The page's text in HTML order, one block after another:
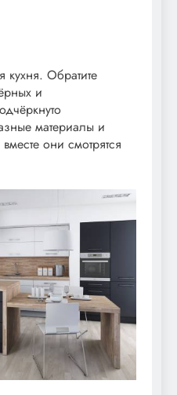
кухня. Обратите
и
материалы и
они смотрятся